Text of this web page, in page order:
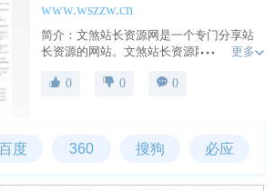
www.wszzw.cn
简介：文煞站长资源网是一个专门分享站
长资源的网站。文煞站长资源网为你免费
件、Discuz模板、WordPress插件等精品资
更多
0 0 0
百度 360 搜狗 必应